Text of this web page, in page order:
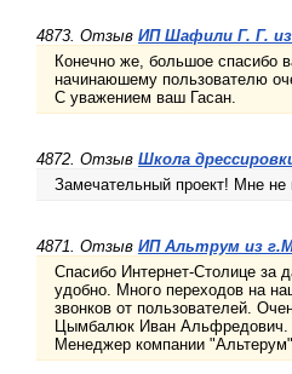
4873. Отзыв ИП Шафили Г. Г.
Конечно же, большое спасибо
начинаюшему пользователю
С уважением ваш Гасан.
4872. Отзыв Школа
Замечательный проект! Мне не
4871. Отзыв ИП Альтрум из
Спасибо Интернет-Столице за
удобно. Много переходов на
звонков от пользователей.
Цымбалюк Иван Альфредович.
Менеджер компании